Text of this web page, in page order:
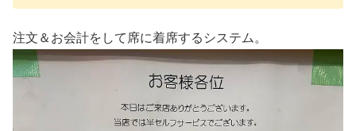
注文＆お会計をして席に着席するシステム。